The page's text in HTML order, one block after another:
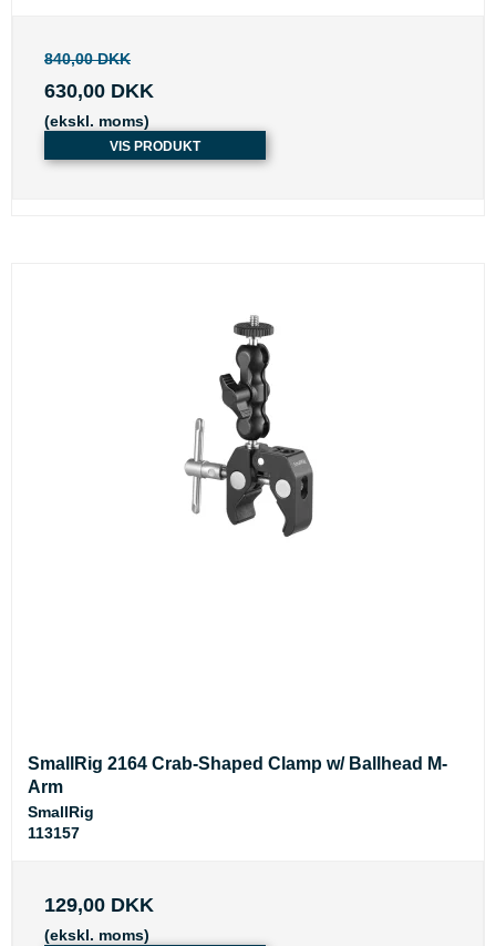
840,00 DKK
630,00 DKK
(ekskl. moms)
VIS PRODUKT
SmallRig 2164 Crab-Shaped Clamp w/ Ballhead M-
Arm
SmallRig
113157
129,00 DKK
(ekskl. moms)